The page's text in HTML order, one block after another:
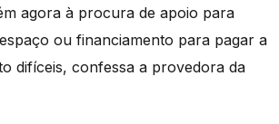
agora à procura de apoio para
ou financiamento para pagar a
difíceis, confessa a provedora da